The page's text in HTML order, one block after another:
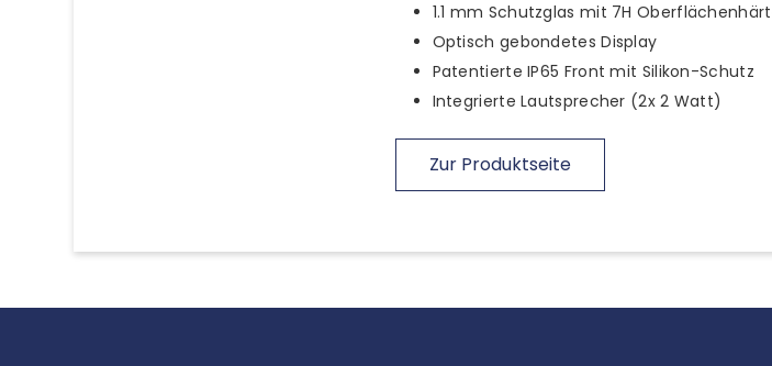
1.1 mm Schutzglas mit 7H
Optisch gebondetes Display
Patentierte IP65 Front mit Silikon-Schutz
Integrierte Lautsprecher (2x 2 Watt)
Zur Produktseite